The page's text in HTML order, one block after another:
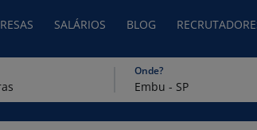
SALÁRIOS BLOG
Onde?